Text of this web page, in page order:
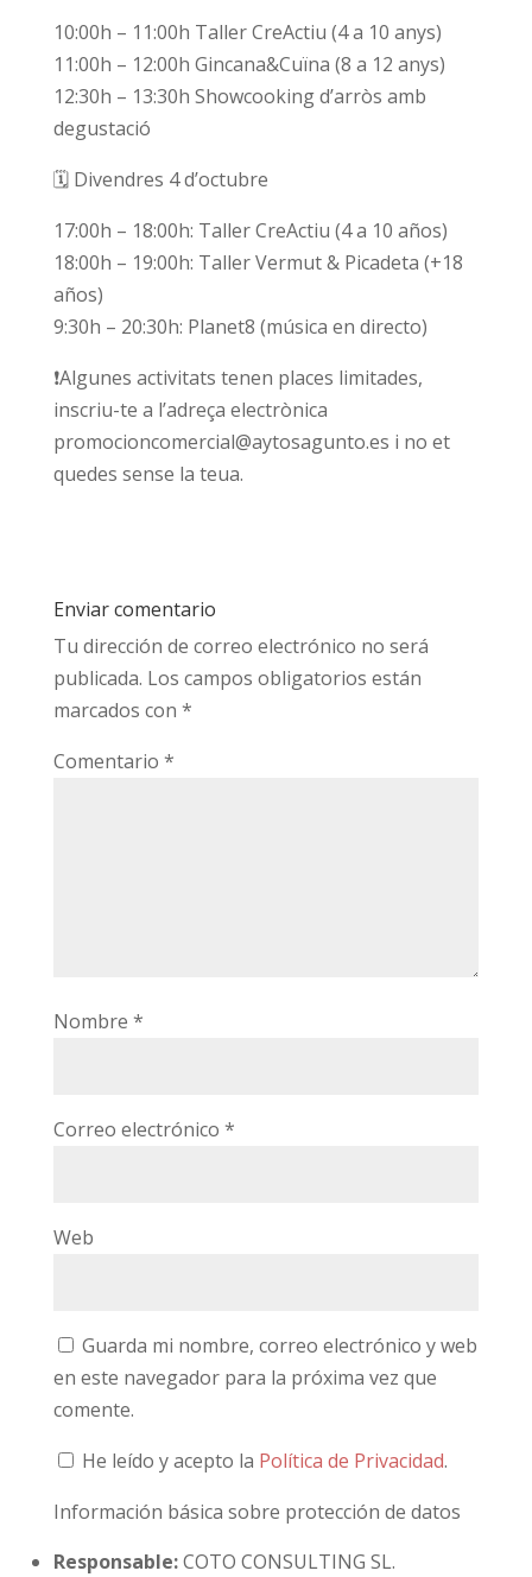
10:00h – 11:00h Taller CreActiu (4 a 10 anys)
11:00h – 12:00h Gincana&Cuïna (8 a 12 anys)
12:30h – 13:30h Showcooking d’arròs amb
degustació
🗓️ Divendres 4 d’octubre
17:00h – 18:00h: Taller CreActiu (4 a 10 años)
18:00h – 19:00h: Taller Vermut & Picadeta (+18
años)
9:30h – 20:30h: Planet8 (música en directo)
❗Algunes activitats tenen places limitades,
inscriu-te a l’adreça electrònica
promocioncomercial@aytosagunto.es i no et
quedes sense la teua.
Enviar comentario
Tu dirección de correo electrónico no será
publicada. Los campos obligatorios están
marcados con *
Comentario *
Nombre *
Correo electrónico *
Web
Guarda mi nombre, correo electrónico y web
en este navegador para la próxima vez que
comente.
He leído y acepto la Política de Privacidad.
Información básica sobre protección de datos
Responsable:COTO CONSULTING SL.